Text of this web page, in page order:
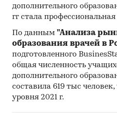
дополнительного
гг стала
По данным "Анализа
образования врачей в
подготовленного
общая численность
дополнительного
составила 619 тыс
уровня 2021 г.